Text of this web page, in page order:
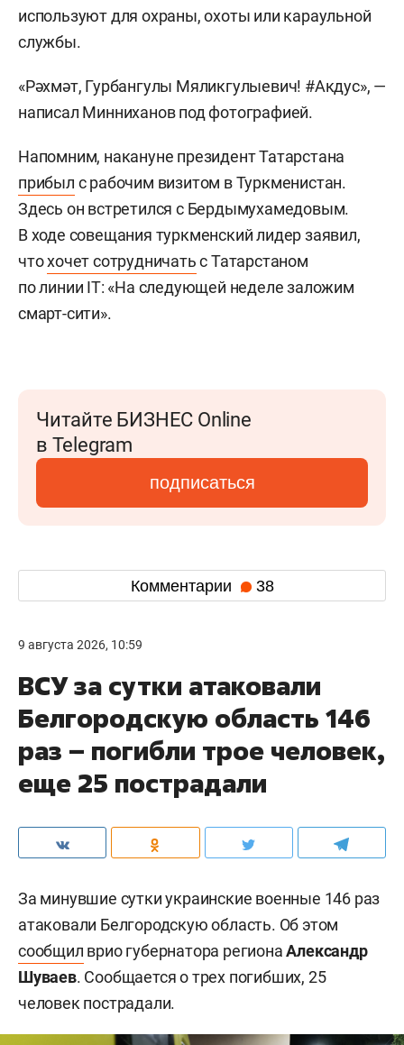
используют для охраны, охоты или караульной
службы.
«Рәхмәт, Гурбангулы Мяликгулыевич! #Акдус», —
написал Минниханов под фотографией.
Напомним, накануне президент Татарстана
прибыл с рабочим визитом в Туркменистан.
Здесь он встретился с Бердымухамедовым.
В ходе совещания туркменский лидер заявил,
чтохочет сотрудничатьс Татарстаном
по линии IT: «На следующей неделе заложим
смарт-сити».
Читайте БИЗНЕС Online
в Telegram
подписаться
Комментарии 38
9 августа 2026, 10:59
ВСУ за сутки атаковали
Белгородскую область 146
раз – погибли трое человек,
еще 25 пострадали
За минувшие сутки украинские военные 146 раз
атаковали Белгородскую область. Об этом
сообщил врио губернатора регионаАлександр
Шуваев. Сообщается о трех погибших, 25
человек пострадали.